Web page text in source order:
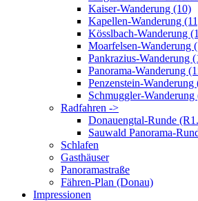
Kaiser-Wanderung (10)
Kapellen-Wanderung
Kösslbach-Wanderung
Moarfelsen-Wanderung
Pankrazius-Wanderung
Panorama-Wanderung
Penzenstein-Wanderung
Schmuggler-Wanderung
Radfahren ->
Donauengtal-Runde
Sauwald Panorama-
Schlafen
Gasthäuser
Panoramastraße
Fähren-Plan (Donau)
Impressionen